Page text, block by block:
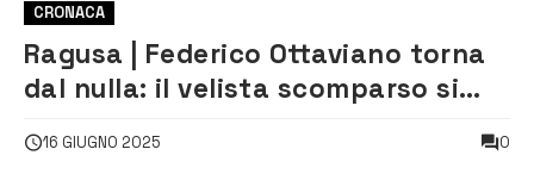
CRONACA
Ragusa | Federico Ottaviano torna
dal nulla: il velista scomparso si
16 GIUGNO 2025 0